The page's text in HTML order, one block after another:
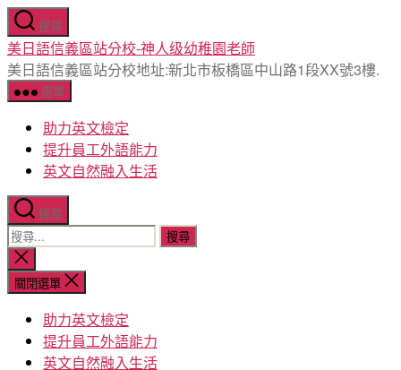
跳
至
主
要
內
搜尋
美日語信義區站分校-神人级幼稚園老師
美日語信義區站分校地址:新北市板橋區中山路1段XX號3樓.
選單
助力英文檢定
提升員工外語能力
英文自然融入生活
搜尋
搜
尋
關
鍵
關
閉
搜
關閉選單
助力英文檢定
提升員工外語能力
英文自然融入生活